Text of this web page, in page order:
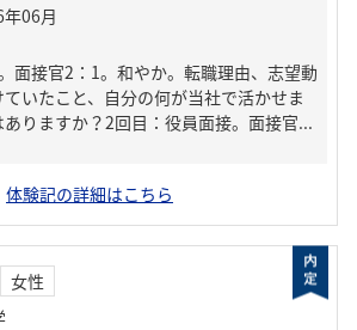
面接官2：1。和やか。転職理由、志望動
いたこと、自分の何が当社で活かせま
りますか？2回目：役員面接。面接官...
体験記の詳細はこちら
女性